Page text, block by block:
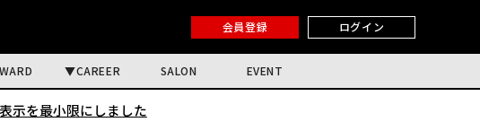
会員登録 ログイン
CAREER SALON EVENT
示を最小限にしました